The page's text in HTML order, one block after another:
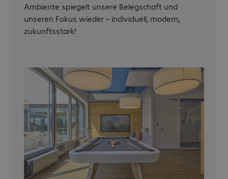
Ambiente spiegelt unsere Belegschaft und
unseren Fokus wieder – individuell, modern,
zukunftsstark!